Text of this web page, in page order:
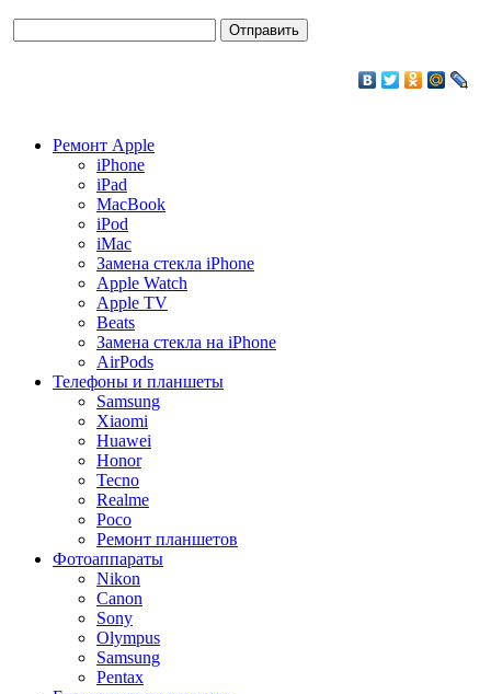
Ремонт Apple
iPhone
iPad
MacBook
iPod
iMac
Замена стекла iPhone
Apple Watch
Apple TV
Beats
Замена стекла на iPhone
AirPods
Телефоны и планшеты
Samsung
Xiaomi
Huawei
Honor
Tecno
Realme
Poco
Ремонт планшетов
Фотоаппараты
Nikon
Canon
Sony
Olympus
Samsung
Pentax